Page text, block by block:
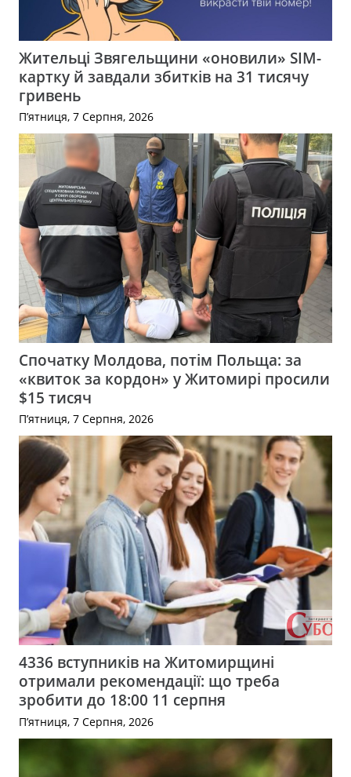
Жительці Звягельщини «оновили» SIM-
картку й завдали збитків на 31 тисячу
гривень
П’ятниця, 7 Серпня, 2026
Спочатку Молдова, потім Польща: за
«квиток за кордон» у Житомирі просили
$15 тисяч
П’ятниця, 7 Серпня, 2026
4336 вступників на Житомирщині
отримали рекомендації: що треба
зробити до 18:00 11 серпня
П’ятниця, 7 Серпня, 2026